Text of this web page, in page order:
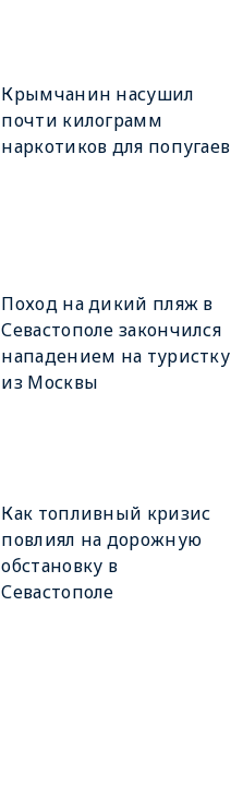
Крымчанин насушил
почти килограмм
наркотиков для попугаев
Поход на дикий пляж в
Севастополе закончился
нападением на туристку
из Москвы
Как топливный кризис
повлиял на дорожную
обстановку в
Севастополе